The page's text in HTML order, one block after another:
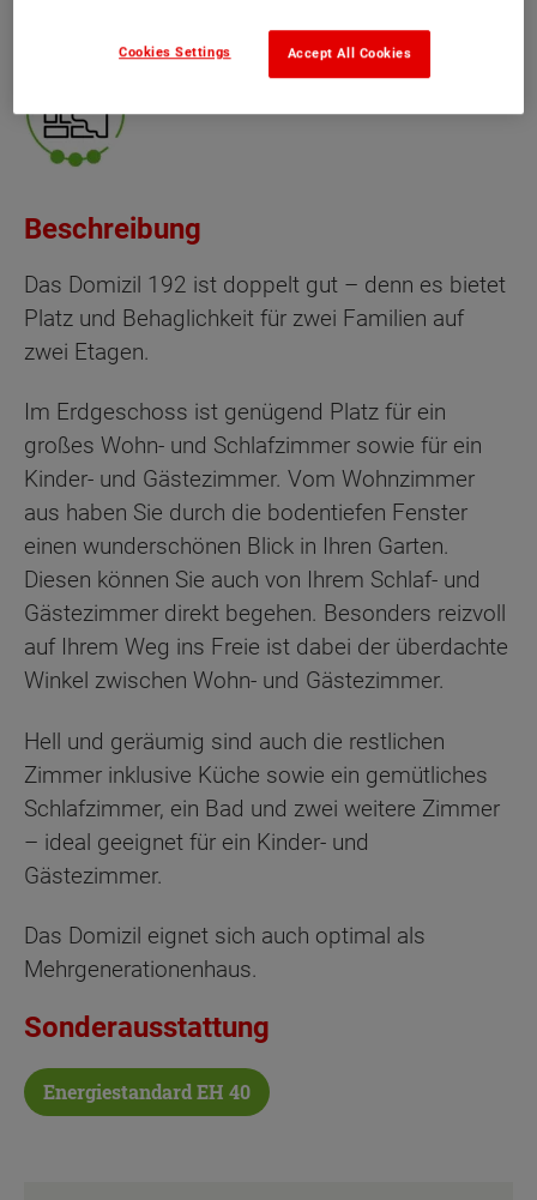
Beschreibung
Das Domizil 192 ist doppelt gut – denn es bietet
Platz und Behaglichkeit für zwei Familien auf
zwei Etagen.
Im Erdgeschoss ist genügend Platz für ein
großes Wohn- und Schlafzimmer sowie für ein
Kinder- und Gästezimmer. Vom Wohnzimmer
aus haben Sie durch die bodentiefen Fenster
einen wunderschönen Blick in Ihren Garten.
Diesen können Sie auch von Ihrem Schlaf- und
Gästezimmer direkt begehen. Besonders reizvoll
auf Ihrem Weg ins Freie ist dabei der überdachte
Winkel zwischen Wohn- und Gästezimmer.
Hell und geräumig sind auch die restlichen
Zimmer inklusive Küche sowie ein gemütliches
Schlafzimmer, ein Bad und zwei weitere Zimmer
– ideal geeignet für ein Kinder- und
Gästezimmer.
Das Domizil eignet sich auch optimal als
Mehrgenerationenhaus.
Sonderausstattung
Energiestandard EH 40
Accept All Cookies
Cookies Settings